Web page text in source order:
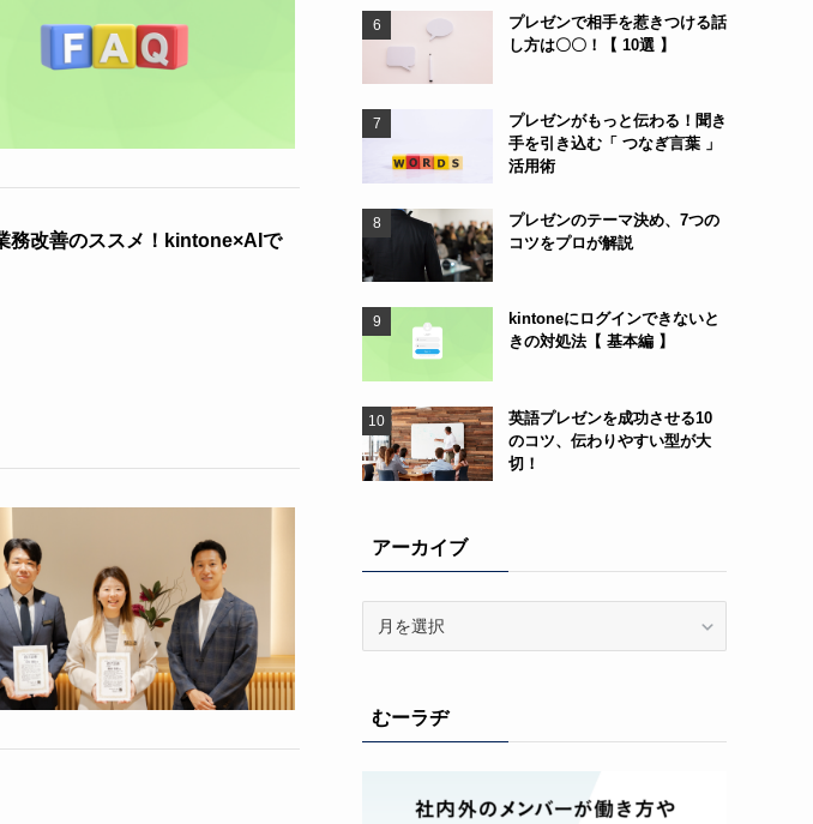
務改善のススメ！kintone×AIで
プレゼンで相手を惹きつける話
し方は〇〇！【 10選 】
プレゼンがもっと伝わる！聞き
手を引き込む「 つなぎ言葉 」
活用術
プレゼンのテーマ決め、7つの
コツをプロが解説
kintoneにログインできないと
きの対処法【 基本編 】
英語プレゼンを成功させる10
のコツ、伝わりやすい型が大
切！
アーカイブ
ブむーラヂ